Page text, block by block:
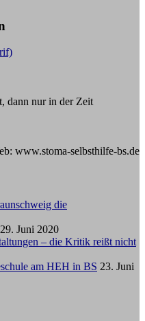
dann nur in der Zeit
www.stoma-selbsthilfe-bs.de
die
29. Juni 2020
– die Kritik reißt nicht
am HEH in BS 23. Juni